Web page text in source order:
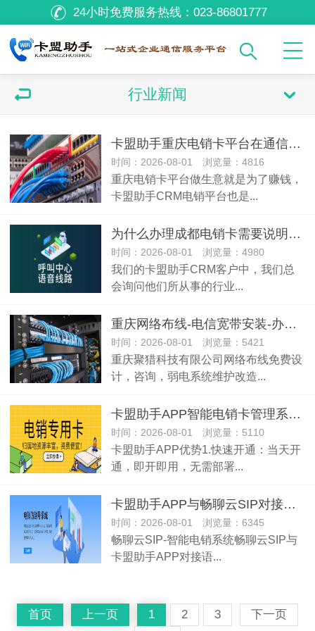
24小时免费服务热线： 023-86801777
行业新闻
卡盟助手重庆电销卡平台在通信行业里，做难而正确的事
时间：2026-08-01 浏览量：4816
重庆电销卡平台做生意就是为了赚钱，
卡盟助手CRM电销平台也是...
为什么办理成都电销卡需要说明用途以及行业？
时间：2026-08-01 浏览量：4980
我们的卡盟助手CRM客户中，我们总
会询问他们所从事的行业...
重庆网络布线-电信宽带安装-办公室网络布线
时间：2026-08-01 浏览量：5421
重庆聚猎科技有限公司网络布线免费设
计，咨询，弱电系统维护改造...
卡盟助手APP智能电销卡管理系统功能升级产品介绍
时间：2026-08-01 浏览量：5110
卡盟助手APP优势1.快速开通：当天开
通，即开即用，无需部署...
卡盟助手APP与畅聊云SIP对接后可以直接配置市面上各类CRM管理外呼系统
时间：2026-08-01 浏览量：6345
畅聊云SIP-智能电销系统畅聊云SIP与
卡盟助手APP对接语...
首页 上一页 1 2 3
下一页